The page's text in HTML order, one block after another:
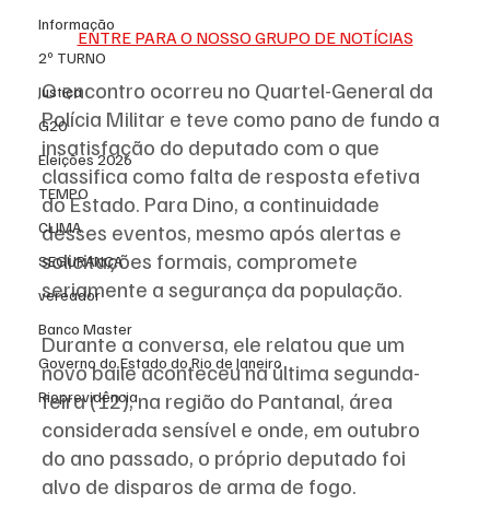
Informação
2º TURNO
Justiça
G20
Eleições 2026
TEMPO
CLIMA
SEGURANÇA
vereador
Banco Master
Governo do Estado do Rio de Janeiro
Rioprevidência
ENTRE PARA O NOSSO GRUPO DE NOTÍCIAS
O encontro ocorreu no Quartel-General da
Polícia Militar e teve como pano de fundo a
insatisfação do deputado com o que
classifica como falta de resposta efetiva
do Estado. Para Dino, a continuidade
desses eventos, mesmo após alertas e
solicitações formais, compromete
seriamente a segurança da população.
Durante a conversa, ele relatou que um
novo baile aconteceu na última segunda-
feira (12), na região do Pantanal, área
considerada sensível e onde, em outubro
do ano passado, o próprio deputado foi
alvo de disparos de arma de fogo.